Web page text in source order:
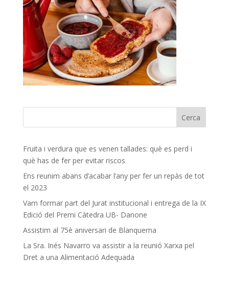
Fruita i verdura que es venen tallades: què es perd i
què has de fer per evitar riscos
Ens reunim abans d’acabar l’any per fer un repàs de tot
el 2023
Vam formar part del Jurat institucional i entrega de la IX
Edició del Premi Càtedra UB- Danone
Assistim al 75è aniversari de Blanquerna
La Sra. Inés Navarro va assistir a la reunió Xarxa pel
Dret a una Alimentació Adequada